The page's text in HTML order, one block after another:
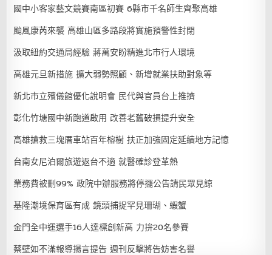
國中小客家藝文競賽南區初賽 6縣市千名師生齊聚高雄
颱風康芮來襲 高雄山區多路段將實施預警性封閉
汲取紐約交通局經驗 蔣萬安盼精進北市行人環境
高雄元旦新措施 擴大弱勢照顧、新增就業扶助對象等
新北市立殯儀館優化說明會 民代與官員台上推擠
彰化竹塘國中新跑道啟用 改善老舊破損提升安全
高雄搶救三塊厝車站百年榕樹 扶正加強固定延續地方記憶
台南女尼泊爾旅遊返台不適 就醫確診登革熱
業務費被刪99% 政院中辦服務將停擺公告請民眾見諒
基隆潮境保育區有成 鏡頭捕捉罕見珊瑚、蝦蟹
金門全中運選手16人達標創新高 力拚20名參賽
蔡壁如不滿報導揚言提告 週刊反擊將告妨害名譽